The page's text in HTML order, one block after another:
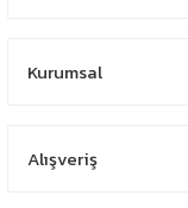
Kurumsal
Alışveriş